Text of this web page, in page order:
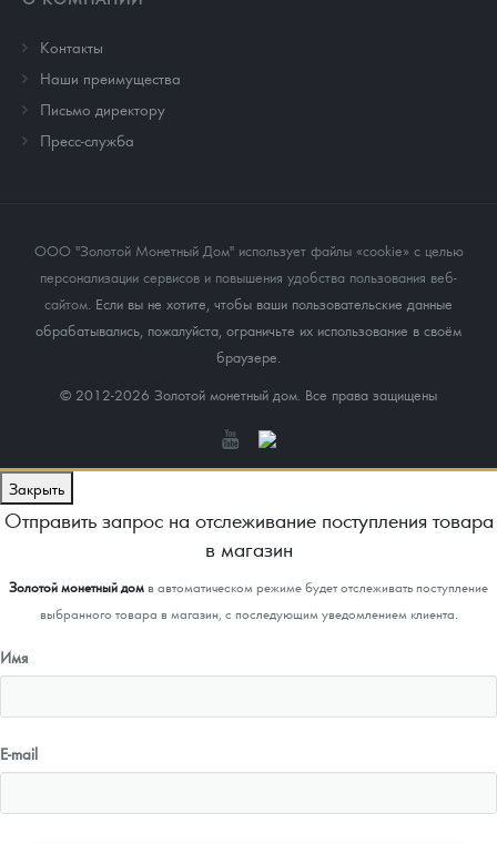
Контакты
Наши преимущества
Письмо директору
Пресс-служба
ООО "Золотой Монетный Дом" использует файлы «cookie» с целью
персонализации сервисов и повышения удобства пользования веб-
сайтом. Если вы не хотите, чтобы ваши пользовательские данные
обрабатывались, пожалуйста, ограничьте их использование в своём
браузере.
© 2012-2026 Золотой монетный дом. Все права защищены
Закрыть
Отправить запрос на отслеживание поступления товара
в магазин
Золотой монетный домв автоматическом режиме будет отслеживать поступление
выбранного товара в магазин, с последующим уведомлением клиента.
Имя
E-mail